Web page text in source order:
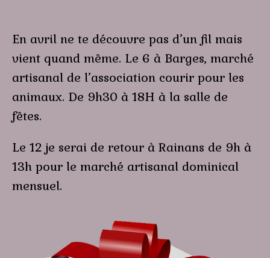
En avril ne te découvre pas d’un fil mais
vient quand même. Le 6 à Barges, marché
artisanal de l’association courir pour les
animaux. De 9h30 à 18H à la salle de
fêtes.
Le 12 je serai de retour à Rainans de 9h à
13h pour le marché artisanal dominical
mensuel.